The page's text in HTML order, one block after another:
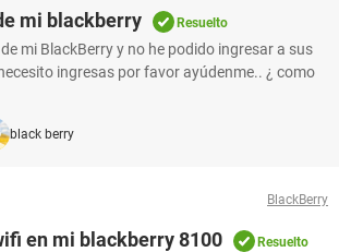
mi blackberry Resuelto
mi BlackBerry y no he podido ingresar a sus
ingresas por favor ayúdenme.. ¿ como
black berry
BlackBerry
en mi blackberry 8100 Resuelto